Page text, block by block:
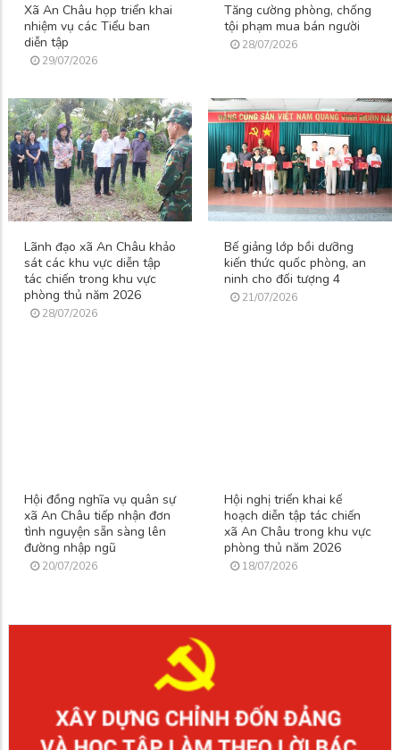
Xã An Châu họp triển khai
nhiệm vụ các Tiểu ban
diễn tập
29/07/2026
Tăng cường phòng, chống
tội phạm mua bán người
28/07/2026
Lãnh đạo xã An Châu khảo
sát các khu vực diễn tập
tác chiến trong khu vực
phòng thủ năm 2026
28/07/2026
Bế giảng lớp bồi dưỡng
kiến thức quốc phòng, an
ninh cho đối tượng 4
21/07/2026
Hội đồng nghĩa vụ quân sự
xã An Châu tiếp nhận đơn
tình nguyện sẵn sàng lên
đường nhập ngũ
20/07/2026
Hội nghị triển khai kế
hoạch diễn tập tác chiến
xã An Châu trong khu vực
phòng thủ năm 2026
18/07/2026